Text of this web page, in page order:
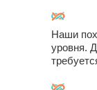
Наши
уровня.